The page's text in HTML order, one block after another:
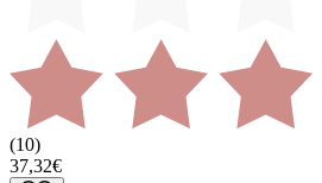
(10)
37,32€